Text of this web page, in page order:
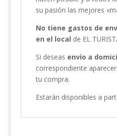
su pasión las mejores
No tiene gastos de
en el local de EL
Si deseas envío a
correspondiente
tu compra.
Estarán disponibles a